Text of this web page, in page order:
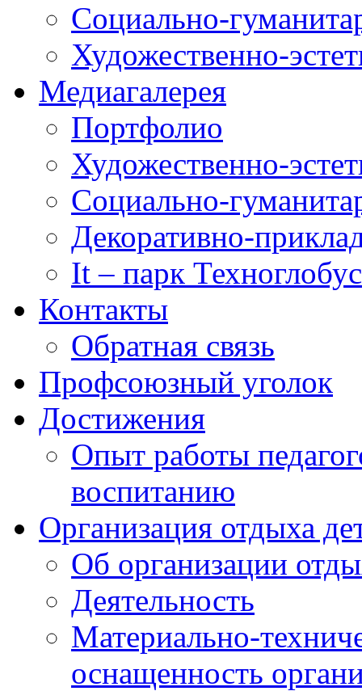
Социально-
Художественно-
Медиагалерея
Портфолио
Художественно-
Социально-
Декоративно-
It – парк Техноглобус
Контакты
Обратная связь
Профсоюзный уголок
Достижения
Опыт работы
воспитанию
Организация отдыха
Об организации
Деятельность
Материально-
оснащенность